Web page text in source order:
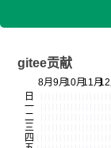
gitee贡献